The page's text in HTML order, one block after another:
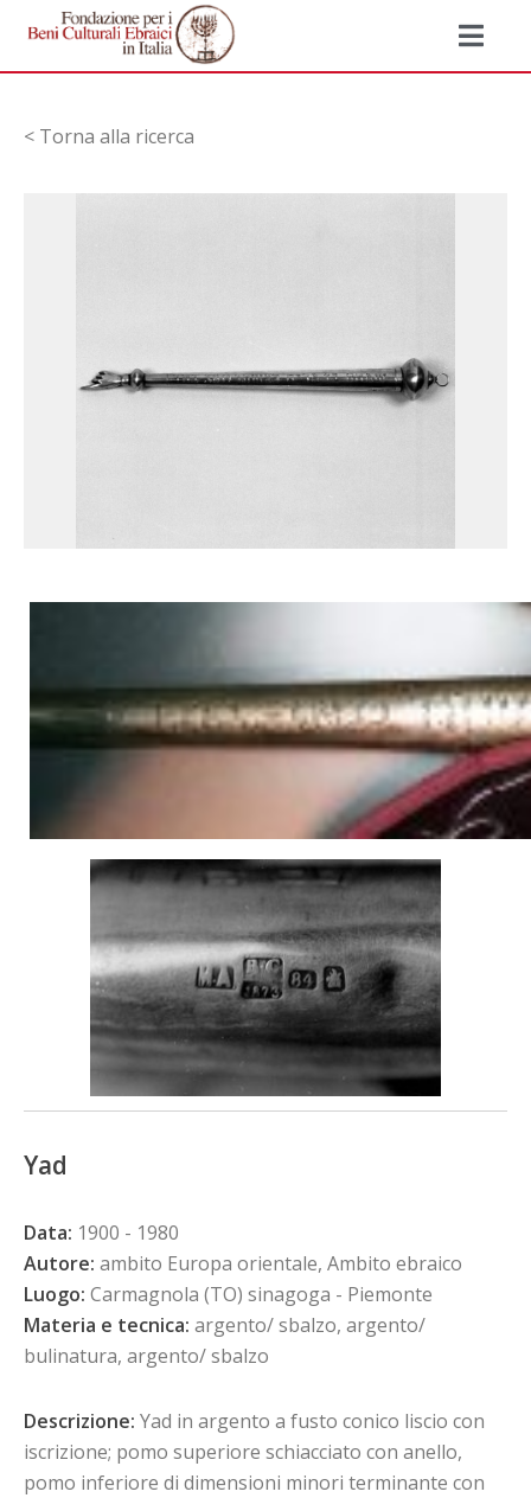
< Torna alla ricerca
Yad
Data: 1900 - 1980
Autore: ambito Europa orientale, Ambito ebraico
Luogo: Carmagnola (TO) sinagoga - Piemonte
Materia e tecnica: argento/ sbalzo, argento/
bulinatura, argento/ sbalzo
Descrizione: Yad in argento a fusto conico liscio con
iscrizione; pomo superiore schiacciato con anello,
pomo inferiore di dimensioni minori terminante con